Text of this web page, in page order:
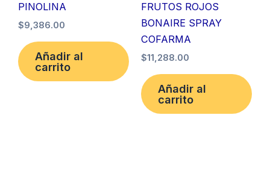
PINOLINA
$9,386.00
Añadir al
carrito
FRUTOS ROJOS
BONAIRE SPRAY
COFARMA
$11,288.00
Añadir al
carrito